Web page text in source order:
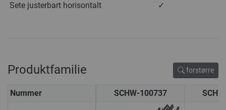
Sete justerbart horisontalt
✓
Produktfamilie forstørre
Nummer SCHW-100737